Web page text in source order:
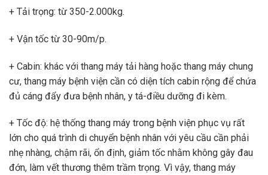
+ Tải trọng: từ 350-2.000kg.
+ Vận tốc từ 30-90m/p.
+ Cabin: khác với thang máy tải hàng hoặc thang máy chung
cư, thang máy bệnh viện cần có diện tích cabin rộng để chứa
đủ cáng đẩy đưa bệnh nhân, y tá-điều dưỡng đi kèm.
+ Tốc độ: hệ thống thang máy trong bệnh viện phục vụ rất
lớn cho quá trình di chuyển bệnh nhân với yêu cầu cần phải
nhẹ nhàng, chậm rãi, ổn định, giảm tốc nhằm không gây đau
đớn, làm vết thương thêm trầm trọng. Vì vậy, thang máy